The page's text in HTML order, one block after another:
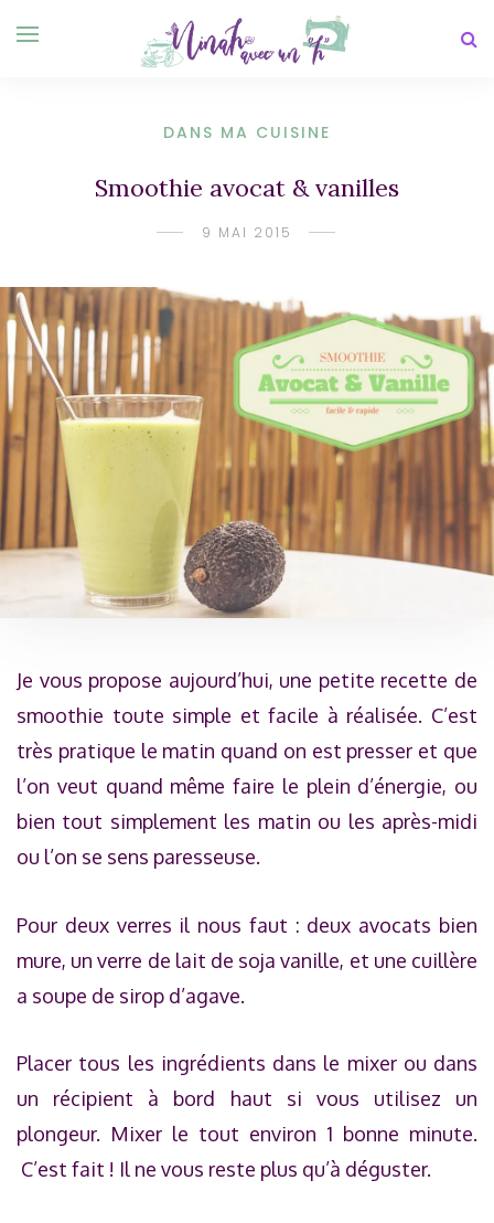
DANS MA CUISINE
Smoothie avocat & vanilles
9 MAI 2015
Je vous propose aujourd’hui, une petite recette de
smoothie toute simple et facile à réalisée. C’est
très pratique le matin quand on est presser et que
l’on veut quand même faire le plein d’énergie, ou
bien tout simplement les matin ou les après-midi
ou l’on se sens paresseuse.
Pour deux verres il nous faut : deux avocats bien
mure, un verre de lait de soja vanille, et une cuillère
a soupe de sirop d’agave.
Placer tous les ingrédients dans le mixer ou dans
un récipient à bord haut si vous utilisez un
plongeur. Mixer le tout environ 1 bonne minute.
C’est fait ! Il ne vous reste plus qu’à déguster.